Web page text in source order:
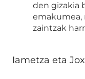
den gizakia
emakumea,
zaintzak
Iametza eta